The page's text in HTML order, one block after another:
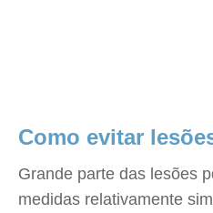
Como evitar
Grande parte das lesões
medidas relativamente